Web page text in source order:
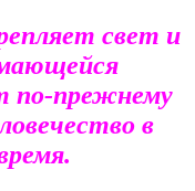
свет и
по-прежнему
в